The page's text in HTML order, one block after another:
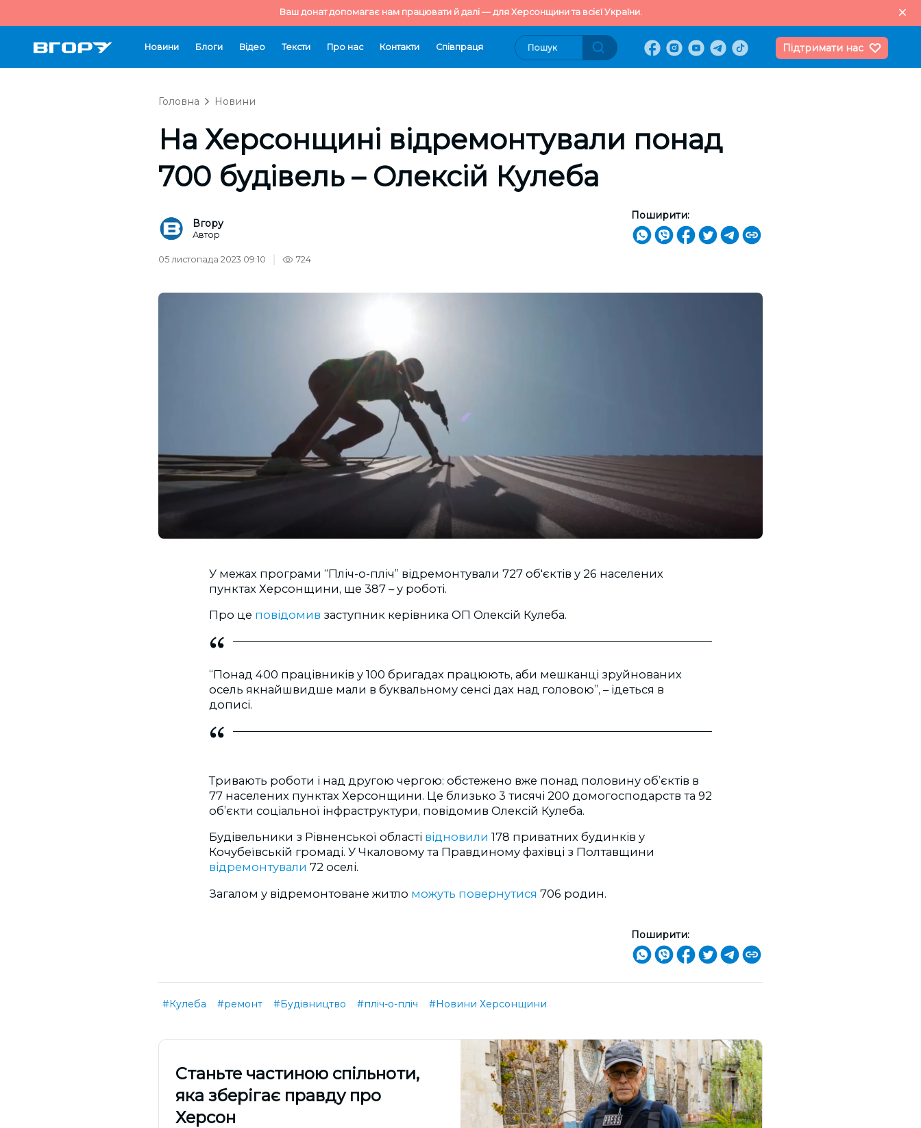
Ваш донат допомагає нам працювати й далі — для Херсонщини та всієї України.
Новини Блоги Відео Тексти Про нас Контакти Cпівпраця Підтримати нас
Головна Новини
На Херсонщині відремонтували понад
700 будівель – Олексій Кулеба
Вгору
Автор
Поширити:
05 листопада 2023 09:10 724
У межах програми “Пліч-о-пліч” відремонтували 727 об'єктів у 26 населених
пунктах Херсонщини, ще 387 – у роботі.
Про це повідомив заступник керівника ОП Олексій Кулеба.
“Понад 400 працівників у 100 бригадах працюють, аби мешканці зруйнованих
осель якнайшвидше мали в буквальному сенсі дах над головою”, – ідеться в
дописі.
Тривають роботи і над другою чергою: обстежено вже понад половину об’єктів в
77 населених пунктах Херсонщини. Це близько 3 тисячі 200 домогосподарств та 92
об’єкти соціальної інфраструктури, повідомив Олексій Кулеба.
Будівельники з Рівненської області відновили 178 приватних будинків у
Кочубеївській громаді. У Чкаловому та Правдиному фахівці з Полтавщини
відремонтували 72 оселі.
Загалом у відремонтоване житло можуть повернутися 706 родин.
Поширити:
#Кулеба #ремонт #Будівництво #пліч-о-пліч #Новини Херсонщини
Cтаньте частиною спільноти,
яка зберігає правду про
Херсон